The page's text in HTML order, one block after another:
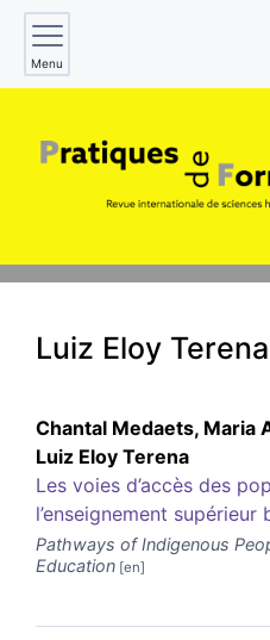
Menu
Luiz Eloy Terena
Chantal Medaets, Maria
Luiz Eloy Terena
Les voies d’accès des
l’enseignement supérieur
Pathways of Indigenous
Education